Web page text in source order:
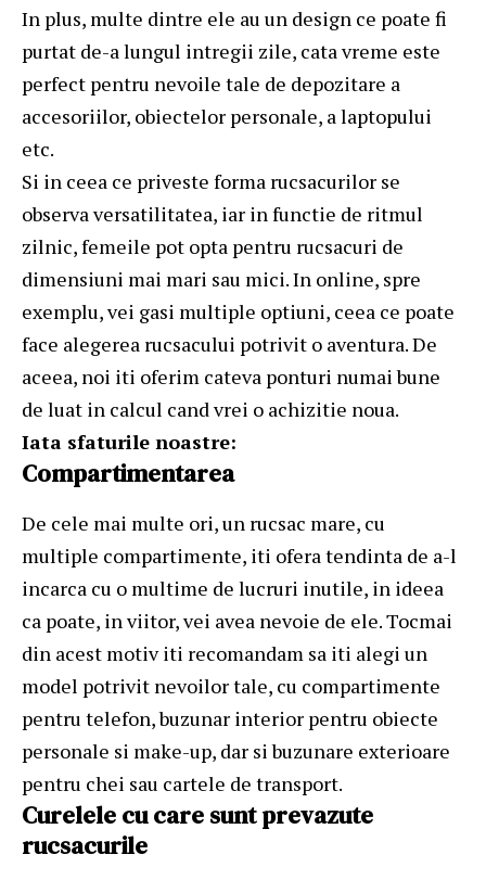
In plus, multe dintre ele au un design ce poate fi
purtat de-a lungul intregii zile, cata vreme este
perfect pentru nevoile tale de depozitare a
accesoriilor, obiectelor personale, a laptopului
etc.
Si in ceea ce priveste forma rucsacurilor se
observa versatilitatea, iar in functie de ritmul
zilnic, femeile pot opta pentru rucsacuri de
dimensiuni mai mari sau mici. In online, spre
exemplu, vei gasi multiple optiuni, ceea ce poate
face alegerea rucsacului potrivit o aventura. De
aceea, noi iti oferim cateva ponturi numai bune
de luat in calcul cand vrei o achizitie noua.
Iata sfaturile noastre:
Compartimentarea
De cele mai multe ori, un rucsac mare, cu
multiple compartimente, iti ofera tendinta de a-l
incarca cu o multime de lucruri inutile, in ideea
ca poate, in viitor, vei avea nevoie de ele. Tocmai
din acest motiv iti recomandam sa iti alegi un
model potrivit nevoilor tale, cu compartimente
pentru telefon, buzunar interior pentru obiecte
personale si make-up, dar si buzunare exterioare
pentru chei sau cartele de transport.
Curelele cu care sunt prevazute
rucsacurile